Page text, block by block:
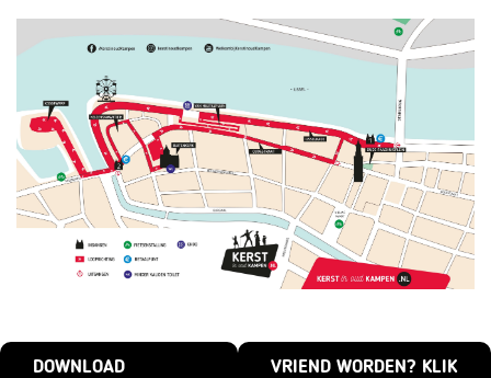
DOWNLOAD
VRIEND WORDEN? KLIK